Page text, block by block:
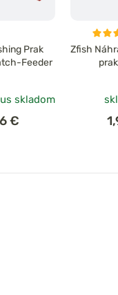
Prak
Feeder
skladom
€
Zfish